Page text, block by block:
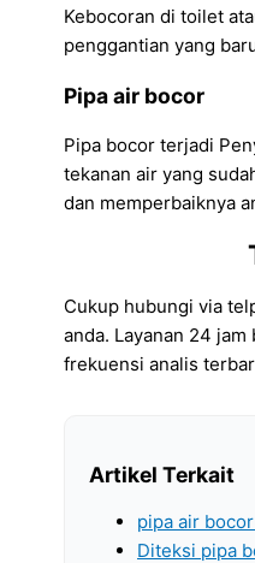
Kebocoran di toilet
penggantian yang
Pipa air bocor
Pipa bocor terjadi
tekanan air yang
dan memperbaiknya
Cukup hubungi via
anda. Layanan 24
frekuensi analis
Artikel Terkait
pipa air
Diteksi pipa